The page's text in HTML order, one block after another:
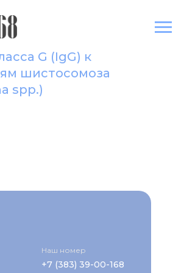
G (IgG) к
шистосомоза
spp.)
+7 (383) 39-00-168
Наш номер